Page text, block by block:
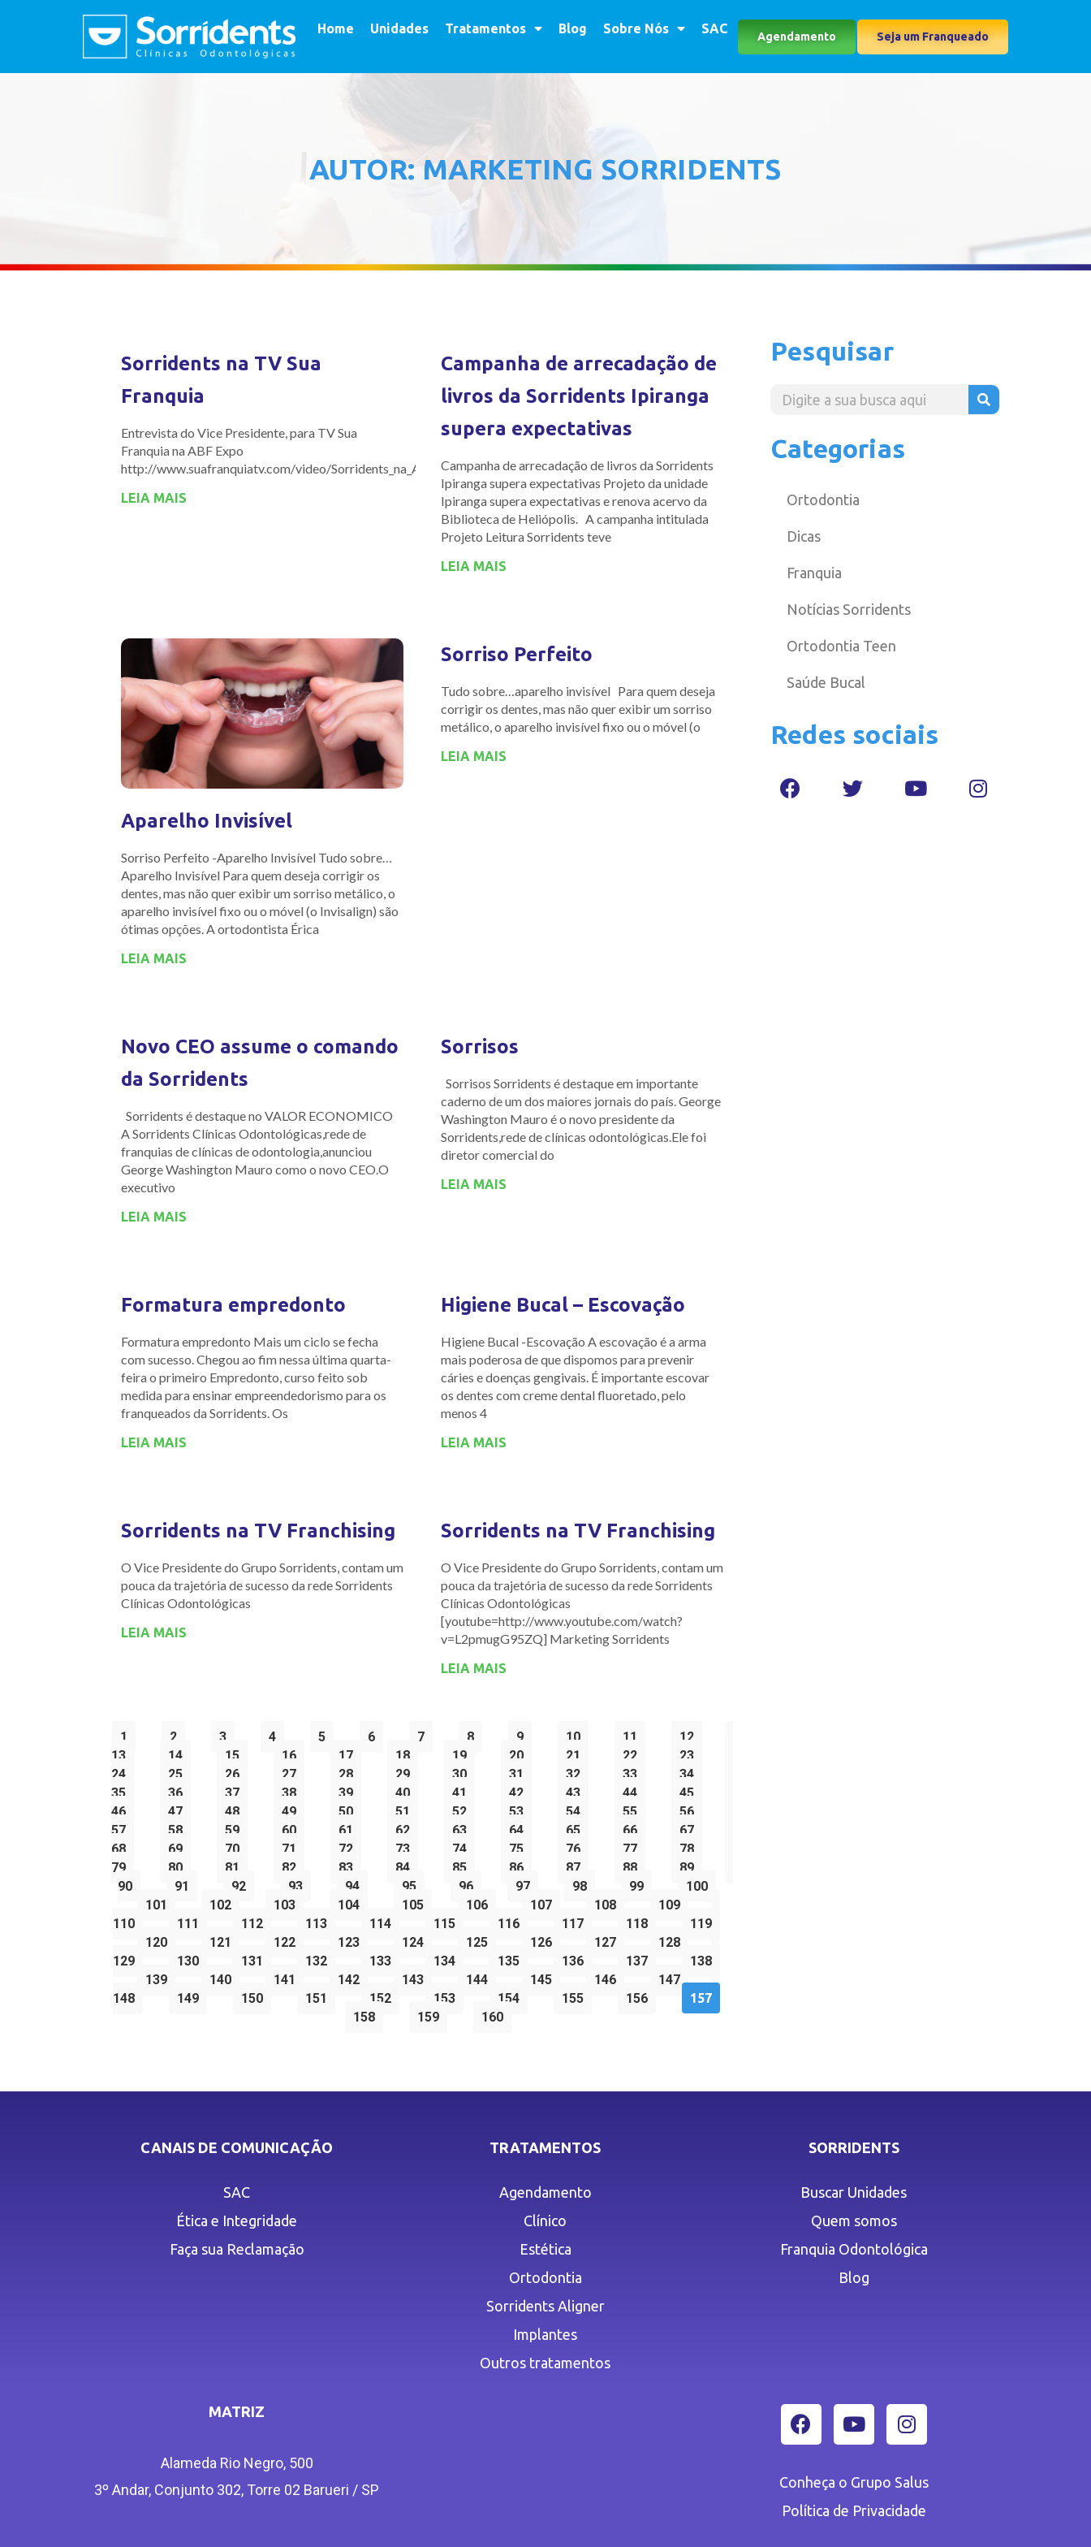
Home Unidades Tratamentos Blog Sobre Nós SAC
Agendamento Seja um Franqueado
AUTOR: MARKETING SORRIDENTS
Sorridents na TV Sua
Franquia
Entrevista do Vice Presidente, para TV Sua
Franquia na ABF Expo
http://www.suafranquiatv.com/video/Sorridents_na_ABF_Expo
LEIA MAIS
Campanha de arrecadação de
livros da Sorridents Ipiranga
supera expectativas
Campanha de arrecadação de livros da Sorridents
Ipiranga supera expectativas Projeto da unidade
Ipiranga supera expectativas e renova acervo da
Biblioteca de Heliópolis. A campanha intitulada
Projeto Leitura Sorridents teve
LEIA MAIS
Aparelho Invisível
Sorriso Perfeito -Aparelho Invisível Tudo sobre…
Aparelho Invisível Para quem deseja corrigir os
dentes, mas não quer exibir um sorriso metálico, o
aparelho invisível fixo ou o móvel (o Invisalign) são
ótimas opções. A ortodontista Érica
LEIA MAIS
Sorriso Perfeito
Tudo sobre…aparelho invisível Para quem deseja
corrigir os dentes, mas não quer exibir um sorriso
metálico, o aparelho invisível fixo ou o móvel (o
LEIA MAIS
Novo CEO assume o comando
da Sorridents
Sorridents é destaque no VALOR ECONOMICO
A Sorridents Clínicas Odontológicas,rede de
franquias de clínicas de odontologia,anunciou
George Washington Mauro como o novo CEO.O
executivo
LEIA MAIS
Sorrisos
Sorrisos Sorridents é destaque em importante
caderno de um dos maiores jornais do país. George
Washington Mauro é o novo presidente da
Sorridents,rede de clínicas odontológicas.Ele foi
diretor comercial do
LEIA MAIS
Formatura empredonto
Formatura empredonto Mais um ciclo se fecha
com sucesso. Chegou ao fim nessa última quarta-
feira o primeiro Empredonto, curso feito sob
medida para ensinar empreendedorismo para os
franqueados da Sorridents. Os
LEIA MAIS
Higiene Bucal – Escovação
Higiene Bucal -Escovação A escovação é a arma
mais poderosa de que dispomos para prevenir
cáries e doenças gengivais. É importante escovar
os dentes com creme dental fluoretado, pelo
menos 4
LEIA MAIS
Sorridents na TV Franchising
O Vice Presidente do Grupo Sorridents, contam um
pouca da trajetória de sucesso da rede Sorridents
Clínicas Odontológicas
LEIA MAIS
Sorridents na TV Franchising
O Vice Presidente do Grupo Sorridents, contam um
pouca da trajetória de sucesso da rede Sorridents
Clínicas Odontológicas
[youtube=http://www.youtube.com/watch?
v=L2pmugG95ZQ] Marketing Sorridents
LEIA MAIS
1 2 3 4 5 6 7 8 9 10 11
12
13
14 15 16 17 18 19 20 21 22
23
24
25 26 27 28 29 30 31 32 33
34
35
36 37 38 39 40 41 42 43 44
45
46
47 48 49 50 51 52 53 54 55
56
57
58 59 60 61 62 63 64 65 66
67
68
69 70 71 72 73 74 75 76 77
78
79
80 81 82 83 84 85 86 87 88
89
90
91 92 93 94 95 96 97 98 99
100
101
102 103 104 105 106 107 108
109
110
111 112 113 114 115 116 117 118
119
120
121 122 123 124 125 126 127
128
129
130 131 132 133 134 135 136 137
138
139
140 141 142 143 144 145 146
147
148
149 150 151 152 153 154 155 156 157
158 159 160
Pesquisar
Categorias
Ortodontia
Dicas
Franquia
Notícias Sorridents
Ortodontia Teen
Saúde Bucal
Redes sociais
CANAIS DE COMUNICAÇÃO
SAC
Ética e Integridade
Faça sua Reclamação
TRATAMENTOS
Agendamento
Clínico
Estética
Ortodontia
Sorridents Aligner
Implantes
Outros tratamentos
SORRIDENTS
Buscar Unidades
Quem somos
Franquia Odontológica
Blog
MATRIZ
Alameda Rio Negro, 500
3º Andar, Conjunto 302, Torre 02 Barueri / SP
Conheça o Grupo Salus
Política de Privacidade